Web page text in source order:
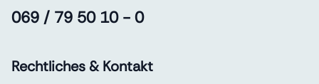
069 / 79 50 10 - 0
Rechtliches & Kontakt